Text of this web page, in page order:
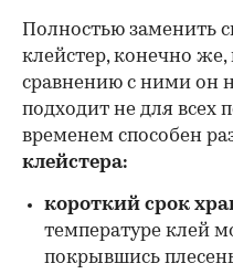
Полностью заменить
клейстер, конечно же,
сравнению с ними он
подходит не для всех
временем способен
клейстера:
короткий срок
температуре клей
покрывшись